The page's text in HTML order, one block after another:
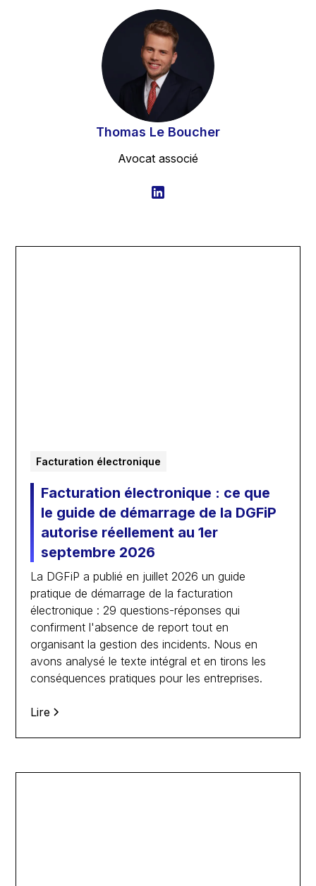
Thomas Le Boucher
Avocat associé
Facturation électronique
Facturation électronique : ce que
le guide de démarrage de la DGFiP
autorise réellement au 1er
septembre 2026
La DGFiP a publié en juillet 2026 un guide
pratique de démarrage de la facturation
électronique : 29 questions-réponses qui
confirment l'absence de report tout en
organisant la gestion des incidents. Nous en
avons analysé le texte intégral et en tirons les
conséquences pratiques pour les entreprises.
Lire